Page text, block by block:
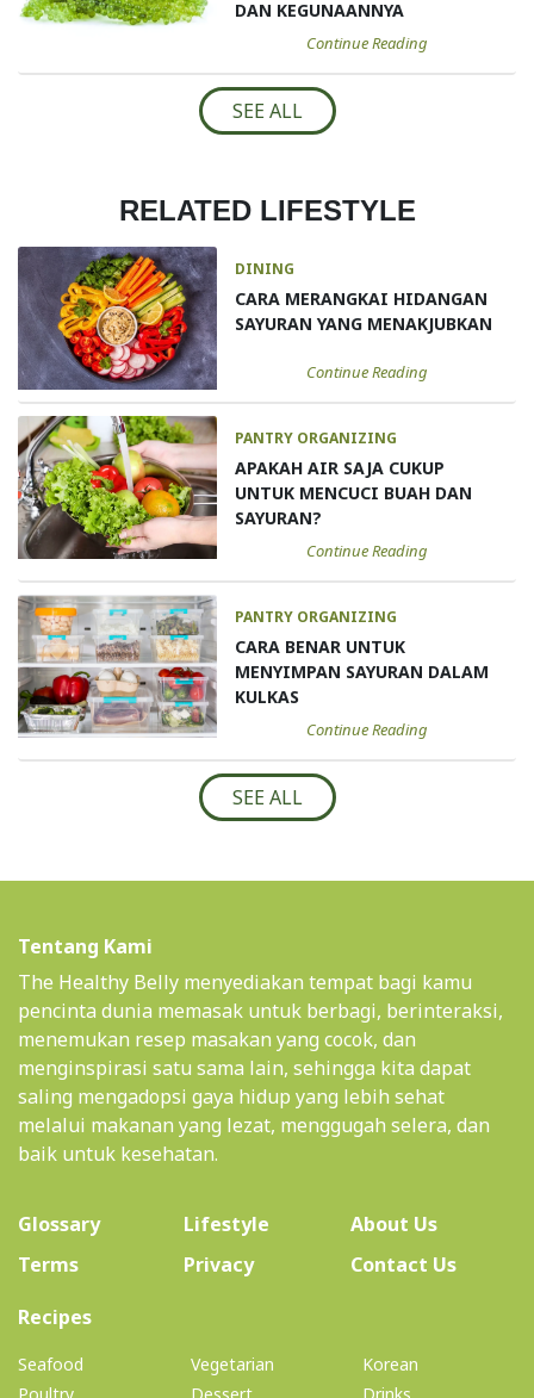
DAN KEGUNAANNYA
Continue Reading
SEE ALL
RELATED LIFESTYLE
DINING
CARA MERANGKAI HIDANGAN
SAYURAN YANG MENAKJUBKAN
Continue Reading
PANTRY ORGANIZING
APAKAH AIR SAJA CUKUP
UNTUK MENCUCI BUAH DAN
SAYURAN?
Continue Reading
PANTRY ORGANIZING
CARA BENAR UNTUK
MENYIMPAN SAYURAN DALAM
KULKAS
Continue Reading
SEE ALL
Tentang Kami
The Healthy Belly menyediakan tempat bagi kamu
pencinta dunia memasak untuk berbagi, berinteraksi,
menemukan resep masakan yang cocok, dan
menginspirasi satu sama lain, sehingga kita dapat
saling mengadopsi gaya hidup yang lebih sehat
melalui makanan yang lezat, menggugah selera, dan
baik untuk kesehatan.
Glossary Lifestyle About Us(current)
Terms
Privacy
Contact Us
Recipes(current)
Seafood
Vegetarian
Korean